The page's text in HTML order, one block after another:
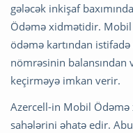
gələcək inkişaf
Ödəmə xidmətidir.
ödəmə kartından
nömrəsinin
keçirməyə imkan verir.
Azercell-in Mobil
sahələrini əhatə edir.